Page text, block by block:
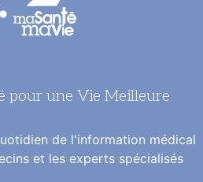
pour une Vie Meilleure
de l'information médical
et les experts spécialisés